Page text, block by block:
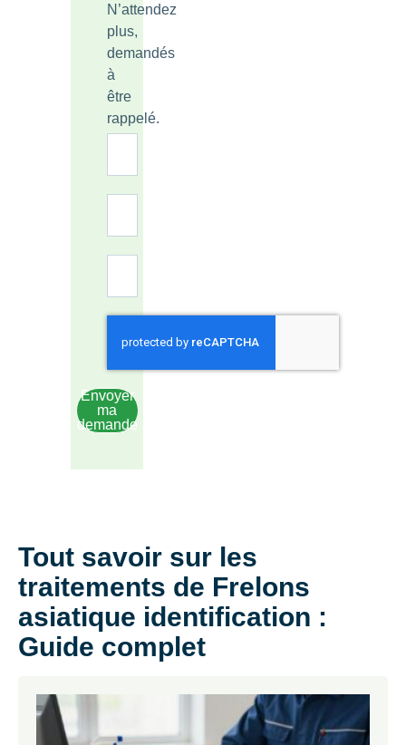
N’attendez
plus,
demandés
à
être
rappelé.
Envoyer
ma
demande
Tout savoir sur les
traitements de Frelons
asiatique identification :
Guide complet